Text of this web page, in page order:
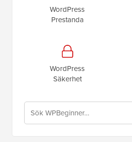
WordPress
Prestanda
WordPress
Säkerhet